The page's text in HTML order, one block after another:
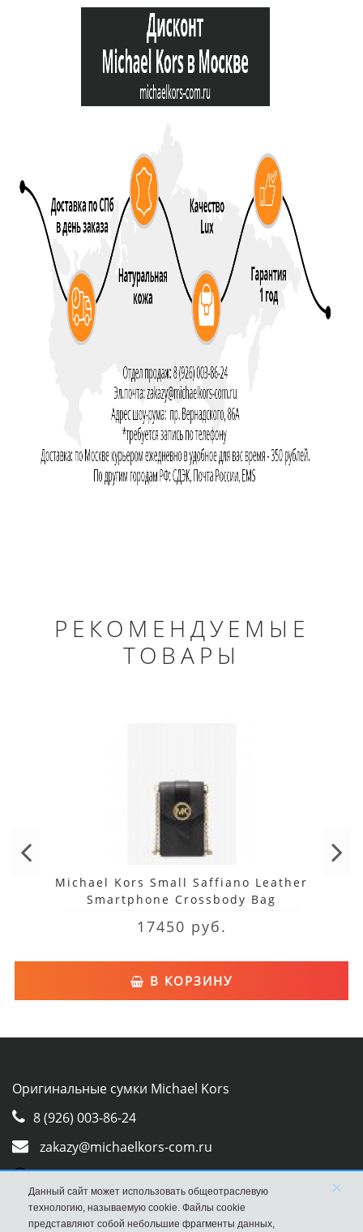
РЕКОМЕНДУЕМЫЕ
ТОВАРЫ
Michael Kors Small Saffiano Leather
Smartphone Crossbody Bag
17450 руб.
В КОРЗИНУ
Оригинальные сумки Michael Kors
8 (926) 003-86-24
zakazy@michaelkors-com.ru
Whatsapp
Viber
Данный сайт может использовать общеотраслевую
технологию, называемую cookie. Файлы cookie
представляют собой небольшие фрагменты данных,
×